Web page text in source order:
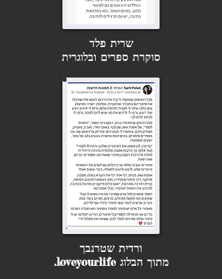
שרית פלד
סוקרת ספרים ובלוגרית
ורדית שטרנבך
מתוך הבלוג loveyourlife.